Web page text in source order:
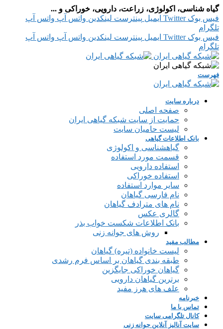
گیاه شناسی، اکولوژی، زراعت، دارویی، خوراکی و ...
فیس بوک Twitter ایمیل پینترست لینکدین واتس آپ واتس آپ
تلگرام
فیس بوک Twitter ایمیل پینترست لینکدین واتس آپ واتس آپ
تلگرام
فهرست
درباره سایت
صفحه اصلی
حمایت از سایت شبکه گیاهی ایران
لیست حامیان سایت
بانک اطلاعات گیاهی
گیاهشناسی و اکولوژی
قسمت مورد استفاده
استفاده دارویی
استفاده خوراکی
سایر موارد استفاده
نام فارسی گیاهان
نام های مترادف گیاهان
گالری عکس
بانک اطلاعات شکست خواب بذر
روش های جوانه زنی
مطالب مفید
لیست خانواده (تیره) گیاهان
طبقه بندی گیاهان بر اساس فرم رشدی
گیاهان خوراکی جایگزین
برترین گیاهان دارویی
علف های هرز مفید
خبرنامه
تماس با ما
کانال تلگرامی سایت
سایت آنالیز آنلاین جوانه زنی